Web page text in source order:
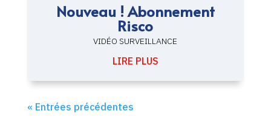
Nouveau ! Abonnement
Risco
VIDÉO SURVEILLANCE
LIRE PLUS
« Entrées précédentes